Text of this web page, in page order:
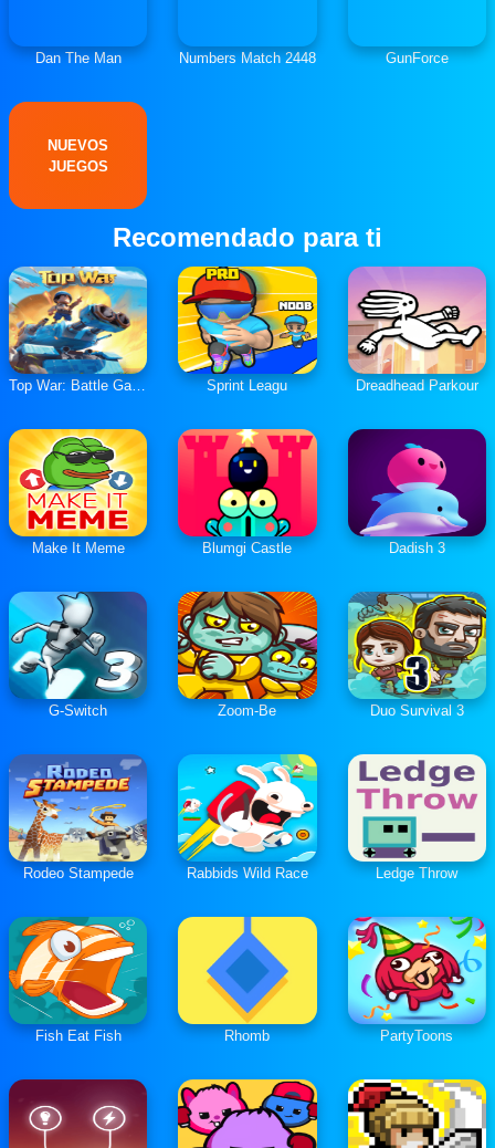
Dan The Man Numbers Match 2448 GunForce
NUEVOS
JUEGOS
Recomendado para ti
Top War: Battle Game Sprint Leagu Dreadhead Parkour
Make It Meme Blumgi Castle Dadish 3
G-Switch Zoom-Be Duo Survival 3
Rodeo Stampede Rabbids Wild Race Ledge Throw
Fish Eat Fish Rhomb PartyToons